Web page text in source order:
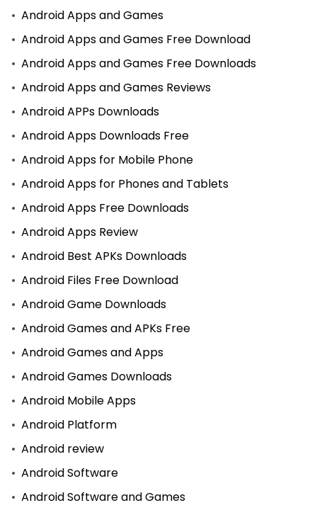
Android Apps and Games
Android Apps and Games Free Download
Android Apps and Games Free Downloads
Android Apps and Games Reviews
Android APPs Downloads
Android Apps Downloads Free
Android Apps for Mobile Phone
Android Apps for Phones and Tablets
Android Apps Free Downloads
Android Apps Review
Android Best APKs Downloads
Android Files Free Download
Android Game Downloads
Android Games and APKs Free
Android Games and Apps
Android Games Downloads
Android Mobile Apps
Android Platform
Android review
Android Software
Android Software and Games